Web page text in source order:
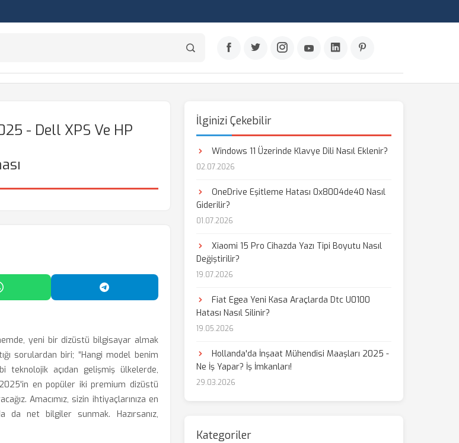
- Dell XPS Ve HP
Paylaş Telegram'da Paylaş
yeni bir dizüstü bilgisayar almak
sorulardan biri; “Hangi model benim
teknolojik açıdan gelişmiş ülkelerde,
en popüler iki premium dizüstü
Amacımız, sizin ihtiyaçlarınıza en
da net bilgiler sunmak. Hazırsanız,
İlginizi Çekebilir
Windows 11 Üzerinde Klavye Dili Nasıl Eklenir?
02.07.2026
OneDrive Eşitleme Hatası 0x8004de40 Nasıl
Giderilir?
01.07.2026
Xiaomi 15 Pro Cihazda Yazı Tipi Boyutu Nasıl
Değiştirilir?
19.07.2026
Fiat Egea Yeni Kasa Araçlarda Dtc U0100
Hatası Nasıl Silinir?
19.05.2026
Hollanda'da İnşaat Mühendisi Maaşları 2025 -
Ne İş Yapar? İş İmkanları!
29.03.2026
Kategoriler